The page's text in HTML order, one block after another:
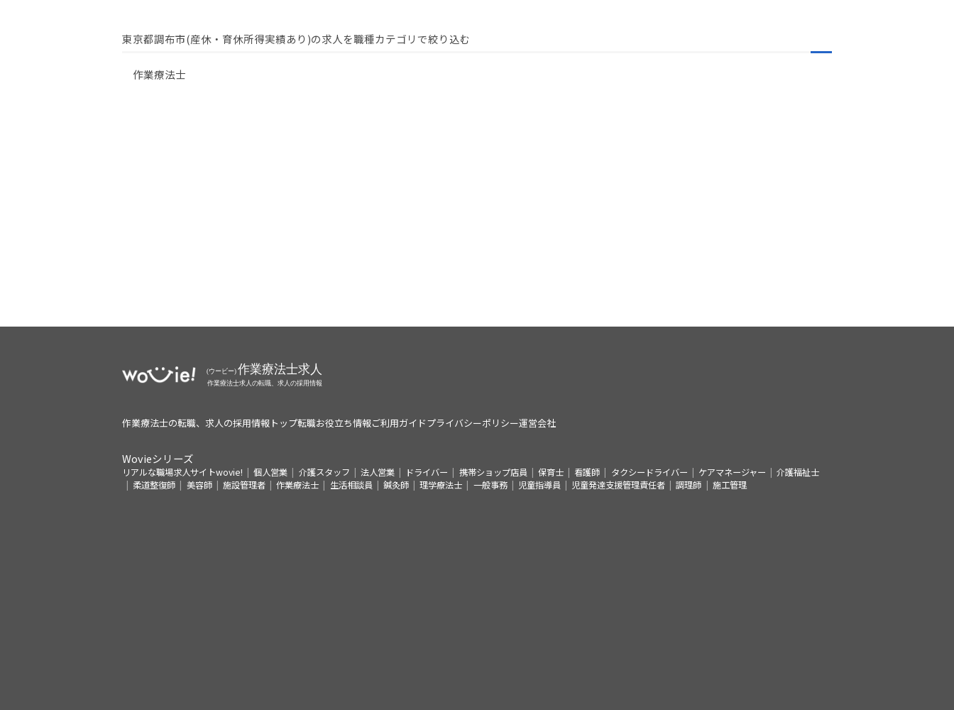
東京都調布市(産休・育休所得実績あり)の求人を職種カテゴリで絞り込む
作業療法士
作業療法士の転職、求人の採用情報トップ転職お役立ち情報ご利用ガイドプライバシーポリシー運営会社
Wovieシリーズ
リアルな職場求人サイトwovie! 個人営業 介護スタッフ 法人営業 ドライバー 携帯ショップ店員 保育士 看護師 タクシードライバー ケアマネージャー
介護福祉士
柔道整復師
美容師 施設管理者 作業療法士 生活相談員 鍼灸師 理学療法士 一般事務 児童指導員 児童発達支援管理責任者 調理師 施工管理